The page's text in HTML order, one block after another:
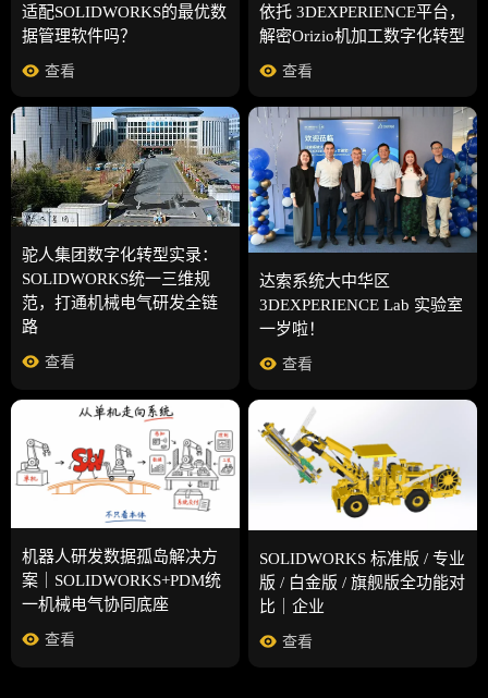
适配SOLIDWORKS的最优数
据管理软件吗？
查看
依托 3DEXPERIENCE平台，
解密Orizio机加工数字化转型
查看
驼人集团数字化转型实录：
SOLIDWORKS统一三维规
范，打通机械电气研发全链
路
查看
达索系统大中华区
3DEXPERIENCE Lab 实验室
一岁啦！
查看
机器人研发数据孤岛解决方
案｜SOLIDWORKS+PDM统
一机械电气协同底座
查看
SOLIDWORKS 标准版 / 专业
版 / 白金版 / 旗舰版全功能对
比｜企业
查看